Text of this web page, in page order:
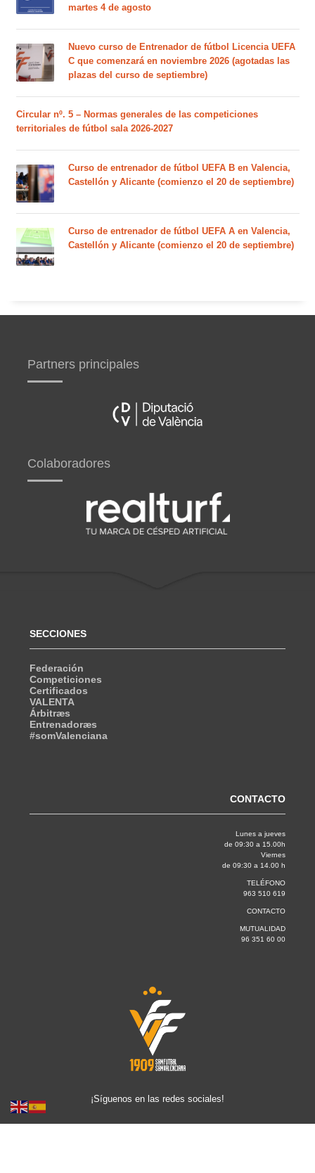
martes 4 de agosto
Nuevo curso de Entrenador de fútbol Licencia UEFA
C que comenzará en noviembre 2026 (agotadas las
plazas del curso de septiembre)
Circular nº. 5 – Normas generales de las competiciones
territoriales de fútbol sala 2026-2027
Curso de entrenador de fútbol UEFA B en Valencia,
Castellón y Alicante (comienzo el 20 de septiembre)
Curso de entrenador de fútbol UEFA A en Valencia,
Castellón y Alicante (comienzo el 20 de septiembre)
Partners principales
Colaboradores
SECCIONES
Federación
Competiciones
Certificados
VALENTA
Árbitræs
Entrenadoræs
#somValenciana
CONTACTO
Lunes a jueves
de 09:30 a 15.00h
Viernes
de 09:30 a 14.00 h
TELÉFONO
963 510 619
CONTACTO
MUTUALIDAD
96 351 60 00
¡Síguenos en las redes sociales!